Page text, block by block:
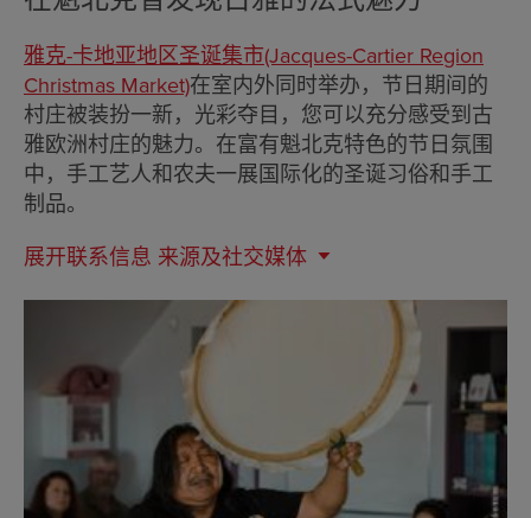
雅克-卡地亚地区圣诞集市(Jacques-Cartier Region
Christmas Market)在室内外同时举办，节日期间的
村庄被装扮一新，光彩夺目，您可以充分感受到古
雅欧洲村庄的魅力。在富有魁北克特色的节日氛围
中，手工艺人和农夫一展国际化的圣诞习俗和手工
制品。
展开联系信息 来源及社交媒体